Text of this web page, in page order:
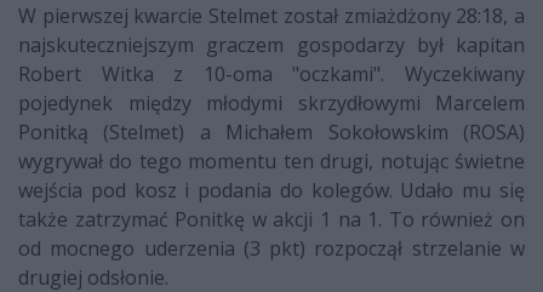
W pierwszej kwarcie Stelmet został zmiażdżony 28:18, a
najskuteczniejszym graczem gospodarzy był kapitan
Robert Witka z 10-oma "oczkami". Wyczekiwany
pojedynek między młodymi skrzydłowymi Marcelem
Ponitką (Stelmet) a Michałem Sokołowskim (ROSA)
wygrywał do tego momentu ten drugi, notując świetne
wejścia pod kosz i podania do kolegów. Udało mu się
także zatrzymać Ponitkę w akcji 1 na 1. To również on
od mocnego uderzenia (3 pkt) rozpoczął strzelanie w
drugiej odsłonie.